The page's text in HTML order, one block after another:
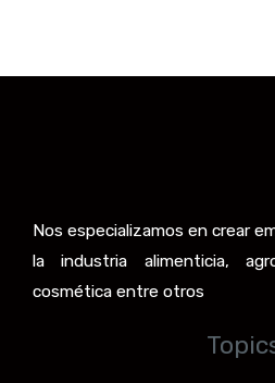
Nos especializamos en crear
la industria alimenticia,
cosmética entre otros